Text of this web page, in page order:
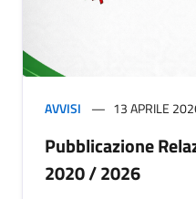
AVVISI 13 APRILE
Pubblicazione
2020 / 2026